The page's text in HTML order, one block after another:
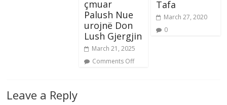
çmuar
Palush Nue
urojnë Don
Lush Gjergjin
March 21, 2025
Comments Off
Tafa
March 27, 2020
0
Leave a Reply